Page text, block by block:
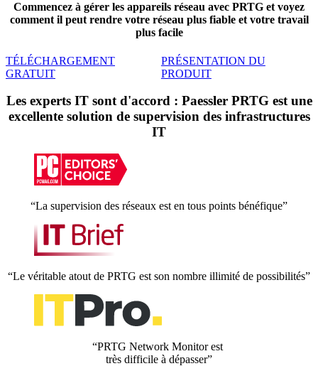
Commencez à gérer les appareils réseau avec PRTG et voyez
comment il peut rendre votre réseau plus fiable et votre travail
plus facile
TÉLÉCHARGEMENT
GRATUIT
PRÉSENTATION DU
PRODUIT
Les experts IT sont d'accord : Paessler PRTG est une
excellente solution de supervision des infrastructures
IT
“La supervision des réseaux est en tous points bénéfique”
“Le véritable atout de PRTG est son nombre illimité de possibilités”
“PRTG Network Monitor est
très difficile à dépasser”